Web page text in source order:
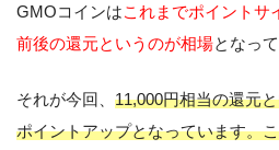
GMOコインはこれまでポイントサ
前後の還元というのが相場となっ
それが今回、 11,000円相当の還元
ポイントアップとなっています。